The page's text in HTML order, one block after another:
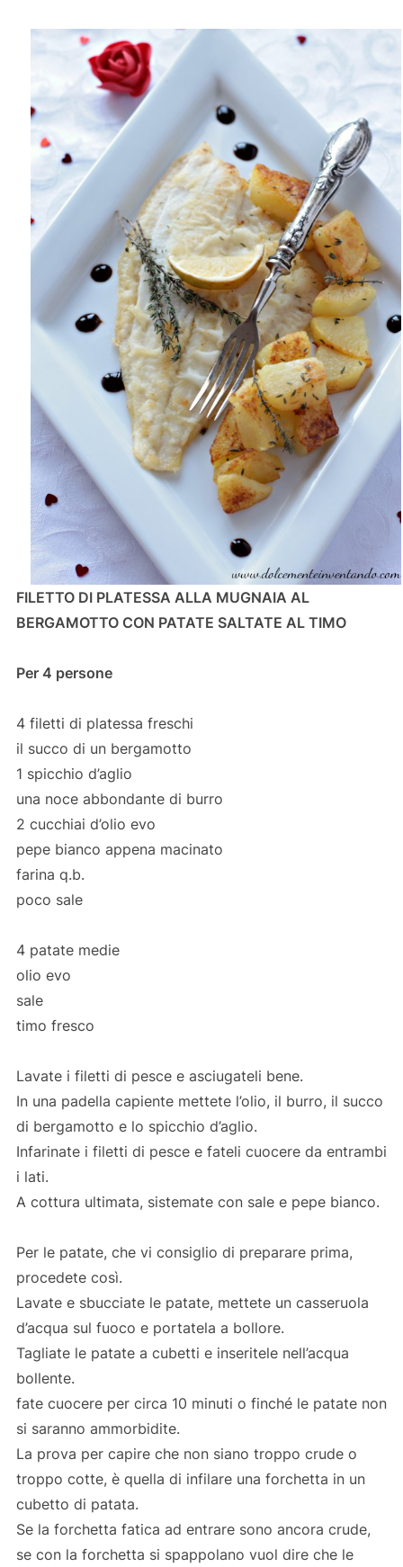
FILETTO DI PLATESSA ALLA MUGNAIA AL
BERGAMOTTO CON PATATE SALTATE AL TIMO
Per 4 persone
4 filetti di platessa freschi
il succo di un bergamotto
1 spicchio d’aglio
una noce abbondante di burro
2 cucchiai d’olio evo
pepe bianco appena macinato
farina q.b.
poco sale
4 patate medie
olio evo
sale
timo fresco
Lavate i filetti di pesce e asciugateli bene.
In una padella capiente mettete l’olio, il burro, il succo
di bergamotto e lo spicchio d’aglio.
Infarinate i filetti di pesce e fateli cuocere da entrambi
i lati.
A cottura ultimata, sistemate con sale e pepe bianco.
Per le patate, che vi consiglio di preparare prima,
procedete così.
Lavate e sbucciate le patate, mettete un casseruola
d’acqua sul fuoco e portatela a bollore.
Tagliate le patate a cubetti e inseritele nell’acqua
bollente.
fate cuocere per circa 10 minuti o finché le patate non
si saranno ammorbidite.
La prova per capire che non siano troppo crude o
troppo cotte, è quella di infilare una forchetta in un
cubetto di patata.
Se la forchetta fatica ad entrare sono ancora crude,
se con la forchetta si spappolano vuol dire che le